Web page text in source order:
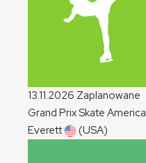
13.11.2026 Zaplanowane
Grand Prix Skate America
Everett
(USA)